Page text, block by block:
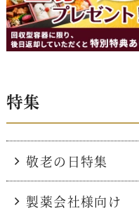
特集
敬老の日特集
製薬会社様向け